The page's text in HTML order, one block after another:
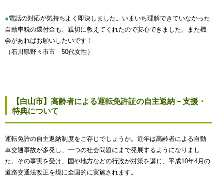
●電話の対応が気持ちよく即決しました。いまいち理解できていなかった
自動車税の還付金も、親切に教えてくれたので安心できました。また機
会があればお願いしたいです！
（石川県野々市市 50代女性）
【白山市】高齢者による運転免許証の自主返納－支援・
特典について
運転免許の自主返納制度をご存じでしょうか。近年は高齢者による自動
車交通事故が多発し、一つの社会問題にまで発展するようになりまし
た。その事実を受け、国や地方などの行政が対策を講じ、平成10年4月の
道路交通法改正を境に全国的に実施されます。